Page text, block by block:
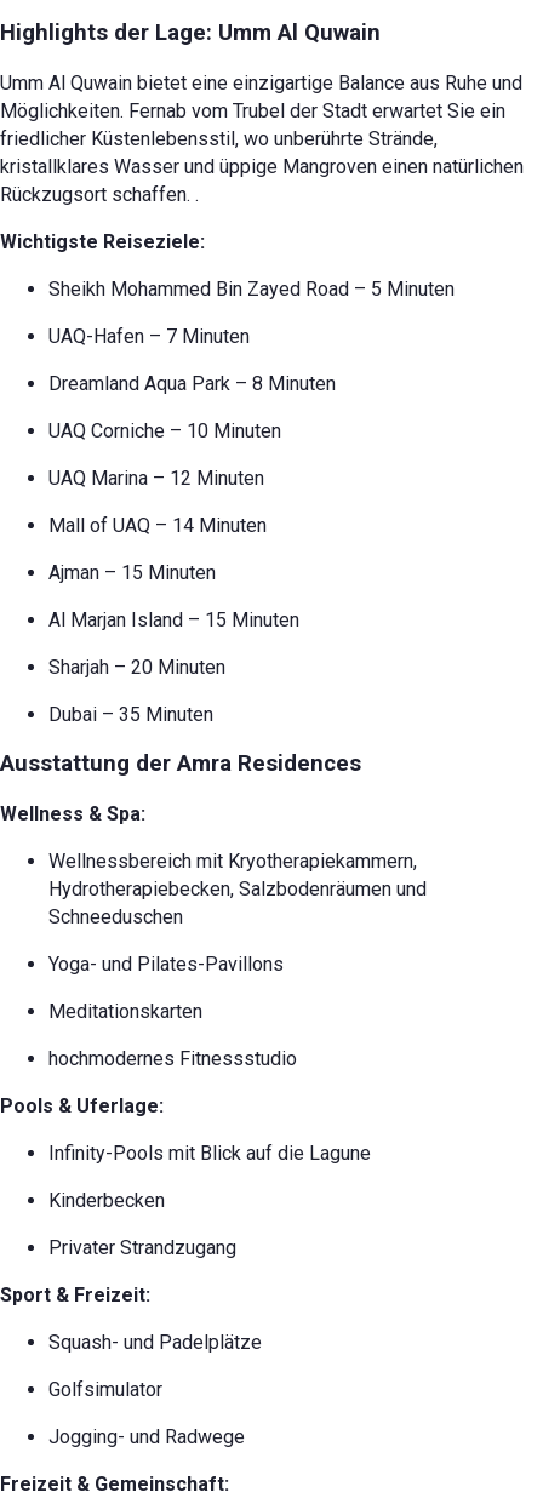
Highlights der Lage: Umm Al Quwain
Umm Al Quwain bietet eine einzigartige Balance aus Ruhe und
Möglichkeiten. Fernab vom Trubel der Stadt erwartet Sie ein
friedlicher Küstenlebensstil, wo unberührte Strände,
kristallklares Wasser und üppige Mangroven einen natürlichen
Rückzugsort schaffen. .
Wichtigste Reiseziele:
Sheikh Mohammed Bin Zayed Road – 5 Minuten
UAQ-Hafen – 7 Minuten
Dreamland Aqua Park – 8 Minuten
UAQ Corniche – 10 Minuten
UAQ Marina – 12 Minuten
Mall of UAQ – 14 Minuten
Ajman – 15 Minuten
Al Marjan Island – 15 Minuten
Sharjah – 20 Minuten
Dubai – 35 Minuten
Ausstattung der Amra Residences
Wellness & Spa:
Wellnessbereich mit Kryotherapiekammern,
Hydrotherapiebecken, Salzbodenräumen und
Schneeduschen
Yoga- und Pilates-Pavillons
Meditationskarten
hochmodernes Fitnessstudio
Pools & Uferlage:
Infinity-Pools mit Blick auf die Lagune
Kinderbecken
Privater Strandzugang
Sport & Freizeit:
Squash- und Padelplätze
Golfsimulator
Jogging- und Radwege
Freizeit & Gemeinschaft: